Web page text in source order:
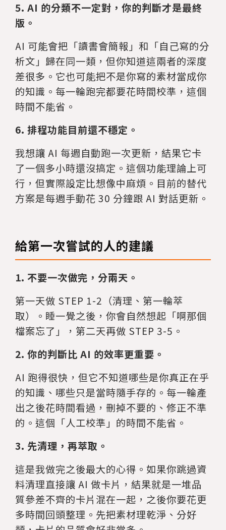
5. AI 的分類不一定對，你的判斷才是最終
版。
AI 可能會把「讀書會簡報」和「自己寫的分
析文」歸在同一類，但你知道這兩者的深度
差很多。它也可能把不是你寫的素材當成你
的知識。每一輪跑完都要花時間校準，這個
時間不能省。
6. 排程功能目前還不穩定。
我想讓 AI 每週自動跑一次更新，結果它卡
了一個多小時還沒搞定。這個功能理論上可
行，但實際設定比想像中麻煩。目前的替代
方案是每週手動花 30 分鐘跟 AI 對話更新。
給第一次嘗試的人的建議
1. 不要一次做完，分兩天。
第一天做 STEP 1-2（清理、第一輪萃
取）。睡一覺之後，你會自然想起「啊那個
檔案忘了」，第二天再做 STEP 3-5。
2. 你的判斷比 AI 的效率更重要。
AI 跑得很快，但它不知道哪些是你真正在乎
的知識、哪些只是當時隨手存的。每一輪產
出之後花時間看過，刪掉不要的、修正不準
的。這個「人工校準」的時間不能省。
3. 先清理，再萃取。
這是我做完之後最大的心得。如果你跳過資
料清理直接讓 AI 做卡片，結果就是一堆品
質參差不齊的卡片混在一起，之後你要花更
多時間回頭整理。先把素材理乾淨、分好